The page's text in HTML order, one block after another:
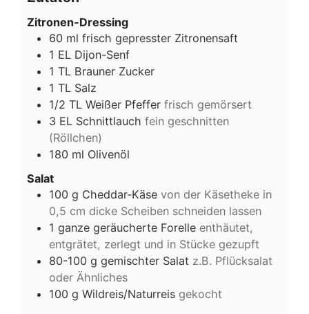
Zitronen-Dressing
60 ml frisch gepresster Zitronensaft
1 EL Dijon-Senf
1 TL Brauner Zucker
1 TL Salz
1/2 TL Weißer Pfeffer frisch gemörsert
3 EL Schnittlauch fein geschnitten
(Röllchen)
180 ml Olivenöl
Salat
100 g Cheddar-Käse von der Käsetheke in
0,5 cm dicke Scheiben schneiden lassen
1 ganze geräucherte Forelle enthäutet,
entgrätet, zerlegt und in Stücke gezupft
80-100 g gemischter Salat z.B. Pflücksalat
oder Ähnliches
100 g Wildreis/Naturreis gekocht